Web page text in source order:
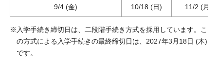
9/4 (金) 10/18 (日) 11/2 (月)
入学手続き締切日は、二段階手続き方式を採用しています。こ
の方式による入学手続きの最終締切日は、2027年3月18日 (木)
です。